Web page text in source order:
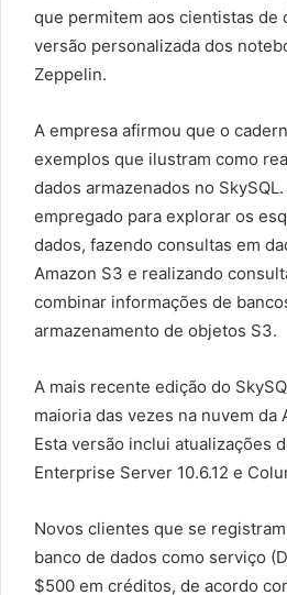
que permitem aos cientistas de
versão personalizada dos
Zeppelin.
A empresa afirmou que o
exemplos que ilustram como
dados armazenados no
empregado para explorar os
dados, fazendo consultas em
Amazon S3 e realizando
combinar informações de
armazenamento de objetos S3.
A mais recente edição do
maioria das vezes na nuvem da
Esta versão inclui atualizações
Enterprise Server 10.6.12 e
Novos clientes que se
banco de dados como serviço
$500 em créditos, de acordo